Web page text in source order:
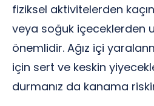
fiziksel aktivitelerden
veya soğuk içeceklerden
önemlidir. Ağız içi
için sert ve keskin
durmanız da kanama